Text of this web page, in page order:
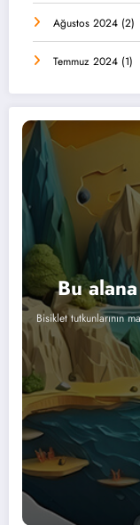
Ağustos 2024 (2)
Temmuz 2024 (1)
Bu
Bisiklet tutkunlarının